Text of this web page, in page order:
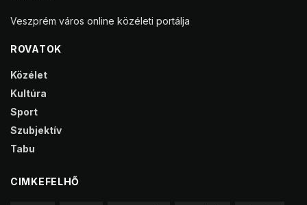
Veszprém város online közéleti portálja
ROVATOK
Közélet
Kultúra
Sport
Szubjektív
Tabu
CIMKEFELHŐ